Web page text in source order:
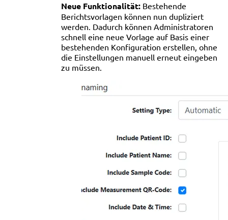
Neue Funktionalität: Bestehende
Berichtsvorlagen können nun dupliziert
werden. Dadurch können Administratoren
schnell eine neue Vorlage auf Basis einer
bestehenden Konfiguration erstellen, ohne
die Einstellungen manuell erneut eingeben
zu müssen.